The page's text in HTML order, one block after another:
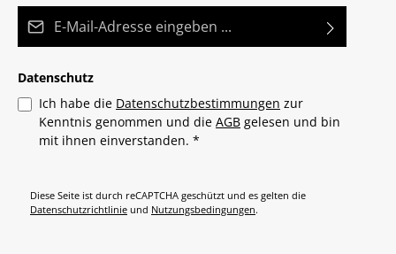
Datenschutz
Ich habe die Datenschutzbestimmungen zur
Kenntnis genommen und die AGB gelesen und bin
mit ihnen einverstanden. *
Diese Seite ist durch reCAPTCHA geschützt und es gelten die
Datenschutzrichtlinie und Nutzungsbedingungen.